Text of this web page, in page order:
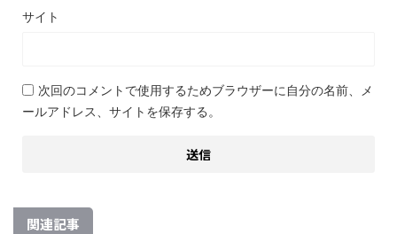
サイト
次回のコメントで使用するためブラウザーに自分の名前、メ
ールアドレス、サイトを保存する。
関連記事